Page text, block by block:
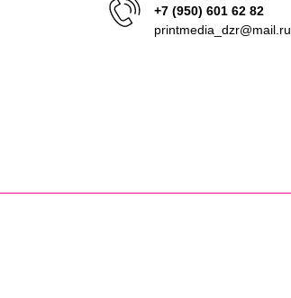
+7 (950) 601 62 82
printmedia_dzr@mail.ru